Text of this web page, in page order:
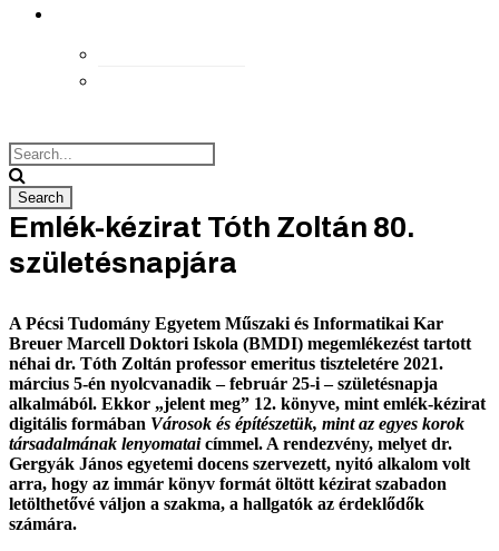
Emlék-kézirat Tóth Zoltán 80.
születésnapjára
A Pécsi Tudomány Egyetem Műszaki és Informatikai Kar
Breuer Marcell Doktori Iskola (BMDI) megemlékezést tartott
néhai dr. Tóth Zoltán professor emeritus tiszteletére 2021.
március 5-én nyolcvanadik – február 25-i – születésnapja
alkalmából. Ekkor „jelent meg” 12. könyve, mint emlék-kézirat
digitális formában Városok és építészetük, mint az egyes korok
társadalmának lenyomataicímmel. A rendezvény, melyet dr.
Gergyák János egyetemi docens szervezett, nyitó alkalom volt
arra, hogy az immár könyv formát öltött kézirat szabadon
letölthetővé váljon a szakma, a hallgatók az érdeklődők
számára.